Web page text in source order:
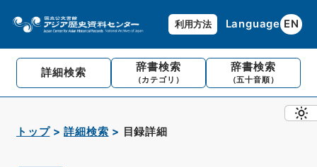
利用方法 Language EN
詳細検索 辞書検索
（カテゴリ）
辞書検索
（五十音順）
トップ 詳細検索 目録詳細